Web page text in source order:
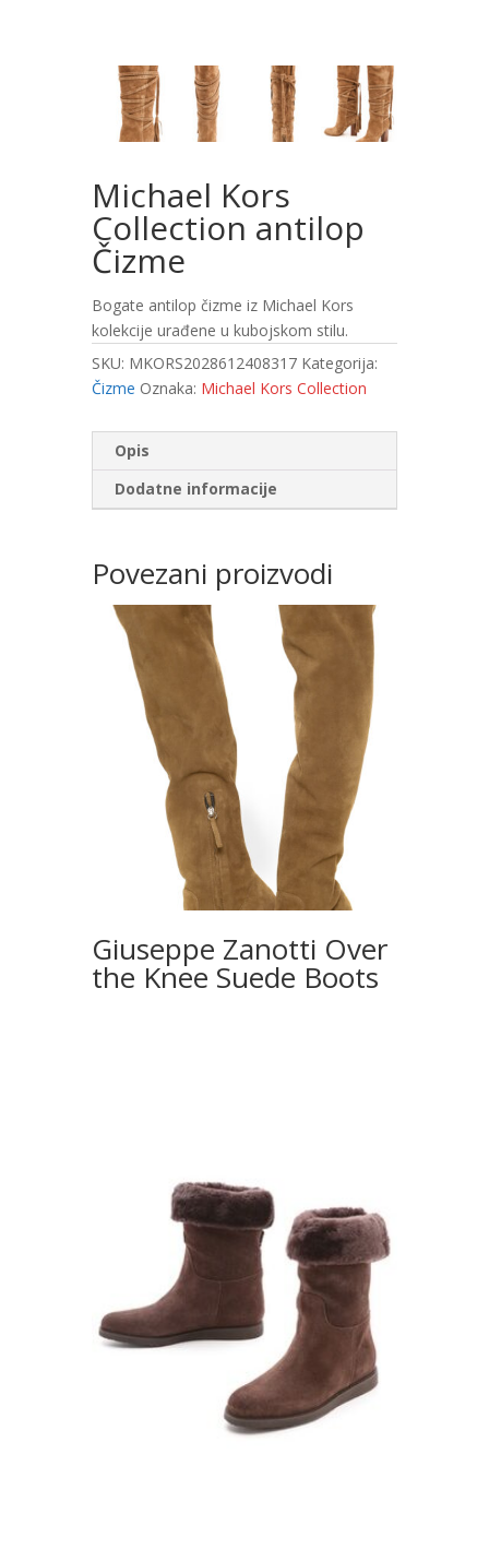
Michael Kors
Collection antilop
Čizme
Bogate antilop čizme iz Michael Kors
kolekcije urađene u kubojskom stilu.
SKU: MKORS2028612408317 Kategorija:
Čizme Oznaka: Michael Kors Collection
Opis
Dodatne informacije
Povezani proizvodi
Giuseppe Zanotti Over
the Knee Suede Boots